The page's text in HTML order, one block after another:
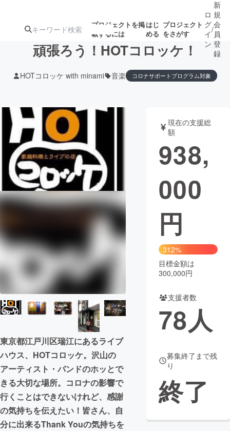
プロジェクトを掲
載するには
はじ
める
プロジェクト
をさがす
アート・写真
テクノロジー・ガジェット ゲーム・サ
映像・映画 書籍・雑誌
ビジネス・起業
まちづくり・地域活性化
CAMPFIRE for Social Good
CAMPFIREふるさと納税machi-ya コミュニティ
ロ
グ
イ
ン
/
新
規
会
員
登
録
頑張ろう！HOTコロッケ！
HOTコロッケ with minami 音楽 コロナサポートプログラム対象
東京都江戸川区瑞江にあるライブ
ハウス、HOTコロッケ。沢山の
アーティスト・バンドのホッとで
きる大切な場所。コロナの影響で
行くことはできないけれど、感謝
の気持ちを伝えたい！皆さん、自
分に出来るThank Youの気持ちを
現在の支援総
額
938,
000
円
312%
目標金額は
300,000円
支援者数
78人
募集終了まで残
り
終了